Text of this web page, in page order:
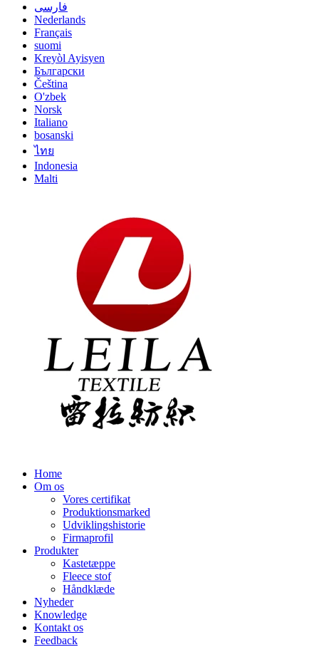
فارسی
Nederlands
Français
suomi
Kreyòl Ayisyen
Български
Čeština
O'zbek
Norsk
Italiano
bosanski
ไทย
Indonesia
Malti
Home
Om os
Vores certifikat
Produktionsmarked
Udviklingshistorie
Firmaprofil
Produkter
Kastetæppe
Fleece stof
Håndklæde
Nyheder
Knowledge
Kontakt os
Feedback